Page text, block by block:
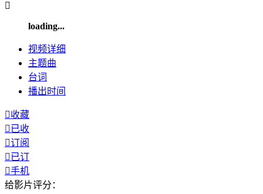

loading...
视频详细
主题曲
台词
播出时间
收藏
已收
订阅
已订
手机
给影片评分：